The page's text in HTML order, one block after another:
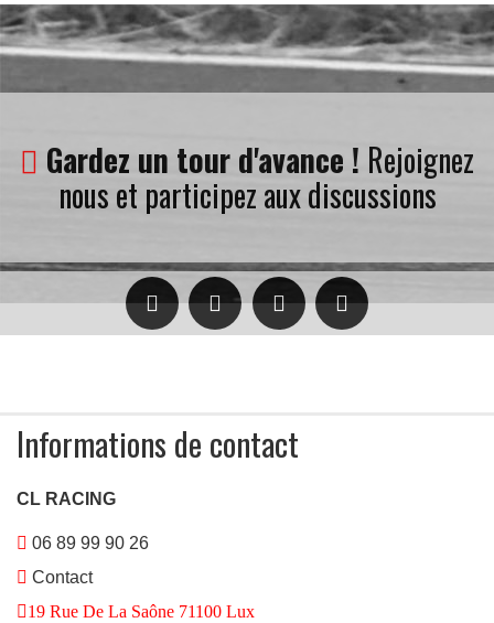
Gardez un tour d'avance ! Rejoignez
nous et participez aux discussions
Informations de contact
CL RACING
06 89 99 90 26
Contact
19 Rue De La Saône 71100 Lux